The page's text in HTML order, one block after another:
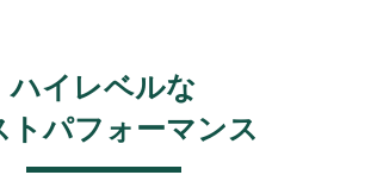
ハイレベルな
トパフォーマンス